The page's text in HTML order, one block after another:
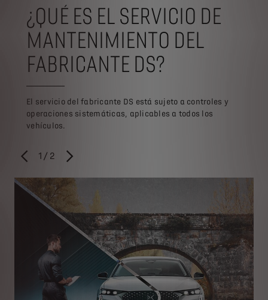
¿QUÉ ES EL SERVICIO DE
MANTENIMIENTO DEL
FABRICANTE DS?
El servicio del fabricante DS está sujeto a controles y
operaciones sistemáticas, aplicables a todos los
vehículos.
ANTERIOR
1 / 2 SIGUIENTE